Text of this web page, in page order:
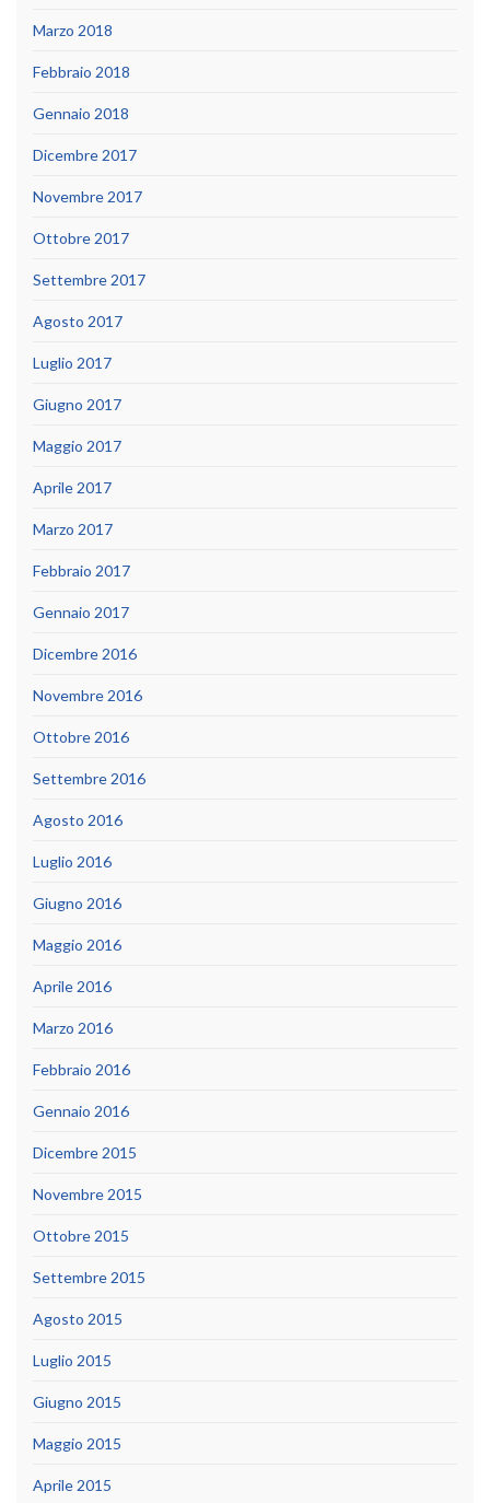
Marzo 2018
Febbraio 2018
Gennaio 2018
Dicembre 2017
Novembre 2017
Ottobre 2017
Settembre 2017
Agosto 2017
Luglio 2017
Giugno 2017
Maggio 2017
Aprile 2017
Marzo 2017
Febbraio 2017
Gennaio 2017
Dicembre 2016
Novembre 2016
Ottobre 2016
Settembre 2016
Agosto 2016
Luglio 2016
Giugno 2016
Maggio 2016
Aprile 2016
Marzo 2016
Febbraio 2016
Gennaio 2016
Dicembre 2015
Novembre 2015
Ottobre 2015
Settembre 2015
Agosto 2015
Luglio 2015
Giugno 2015
Maggio 2015
Aprile 2015